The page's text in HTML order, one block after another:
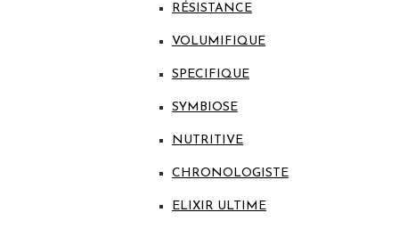
RÉSISTANCE
VOLUMIFIQUE
SPECIFIQUE
SYMBIOSE
NUTRITIVE
CHRONOLOGISTE
ELIXIR ULTIME